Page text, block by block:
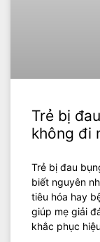
Trẻ bị
không đi
Trẻ bị đau
biết nguyên
tiêu hóa hay
giúp mẹ giải
khắc phục